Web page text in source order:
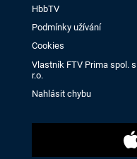
HbbTV
Podmínky užívání
Cookies
Vlastník FTV Prima spol. s
r.o.
Nahlásit chybu